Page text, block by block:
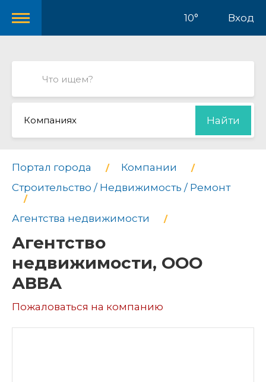
10° Вход
Компаниях Найти
Портал города
Компании
Строительство / Недвижимость / Ремонт
Агентства недвижимости
Агентство
недвижимости, ООО
АВВА
Пожаловаться на компанию